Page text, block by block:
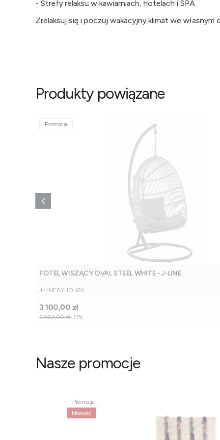
- Strefy relaksu w kawiarniach, hotelach i SPA
Zrelaksuj się i poczuj wakacyjny klimat we własnym
Produkty powiązane
Promocja
FOTEL WISZĄCY OVAL STEEL WHITE - J-LINE
PRODUCENT
J-LINE BY JOLIPA
Cena promocyjna
3 100,00 zł
3 902,00 zł-21%
Nasze promocje
Promocja
Nowość